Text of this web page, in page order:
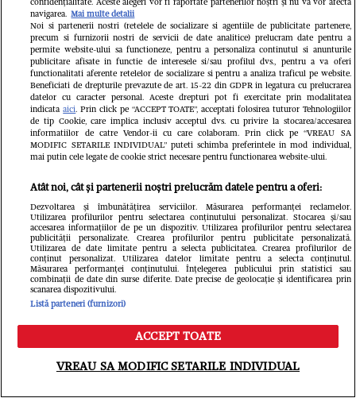
Imagini emoționante cu
Elena Udrea și fiica ei, la
un an de când a fost
eliberată din închisoare.
„Mulțumesc, Doamne”
Vine
istoric
Pacific
3,5
Meniu Caută
navigarea. Mai multe detalii
Noi si partenerii nostri (retelele de socializare si agentiile de publicitate partenere,
precum si furnizorii nostri de servicii de date analitice) prelucram date pentru a
permite website-ului sa functioneze, pentru a personaliza continutul si anunturile
publicitare afisate in functie de interesele si/sau profilul dvs., pentru a va oferi
functionalitati aferente retelelor de socializare si pentru a analiza traficul pe website.
Beneficiati de drepturile prevazute de art. 15-22 din GDPR in legatura cu prelucrarea
datelor cu caracter personal. Aceste drepturi pot fi exercitate prin modalitatea
indicataaici. Prin click pe “ACCEPT TOATE”, acceptati folosirea tuturor Tehnologiilor
de tip Cookie, care implica inclusiv acceptul dvs. cu privire la stocarea/accesarea
informatiilor de catre Vendor-ii cu care colaboram. Prin click pe “VREAU SA
MODIFIC SETARILE INDIVIDUAL” puteti schimba preferintele in mod individual,
mai putin cele legate de cookie strict necesare pentru functionarea website-ului.
Atât noi, cât și partenerii noștri prelucrăm datele pentru a oferi:
Dezvoltarea și îmbunătățirea serviciilor. Măsurarea performanței reclamelor.
Utilizarea profilurilor pentru selectarea conținutului personalizat. Stocarea și/sau
accesarea informațiilor de pe un dispozitiv. Utilizarea profilurilor pentru selectarea
publicității personalizate. Crearea profilurilor pentru publicitate personalizată.
Utilizarea de date limitate pentru a selecta publicitatea. Crearea profilurilor de
conținut personalizat. Utilizarea datelor limitate pentru a selecta conținutul.
Măsurarea performanței conținutului. Înțelegerea publicului prin statistici sau
combinații de date din surse diferite. Date precise de geolocație și identificarea prin
scanarea dispozitivului.
Listă parteneri (furnizori)
ACCEPT TOATE
VREAU SA MODIFIC SETARILE INDIVIDUAL